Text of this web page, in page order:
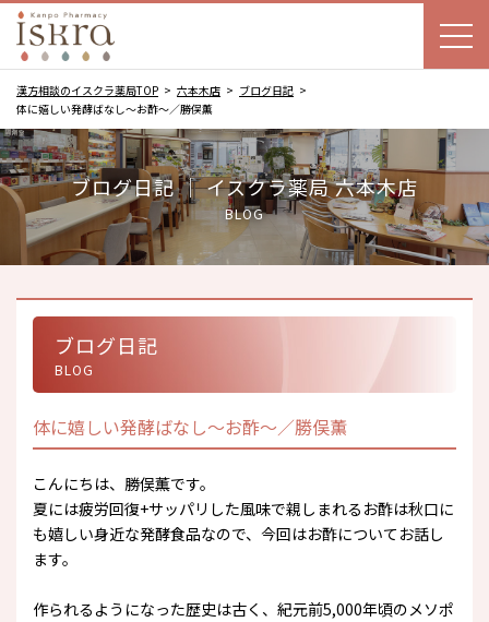
漢方相談のイスクラ薬局TOP 六本木店
ブログ日記
体に嬉しい発酵ばなし～お酢～／勝俣薫
ブログ日記 ｜ イスクラ薬局 六本木店
BLOG
ブログ日記
BLOG
体に嬉しい発酵ばなし～お酢～／勝俣薫
こんにちは、勝俣薫です。
夏には疲労回復+サッパリした風味で親しまれるお酢は秋口に
も嬉しい身近な発酵食品なので、今回はお酢についてお話し
ます。
作られるようになった歴史は古く、紀元前5,000年頃のメソポ